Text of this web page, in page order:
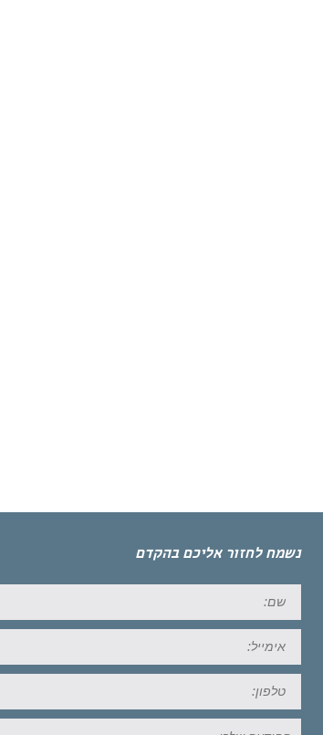
נשמח לחזור אליכם בהקדם